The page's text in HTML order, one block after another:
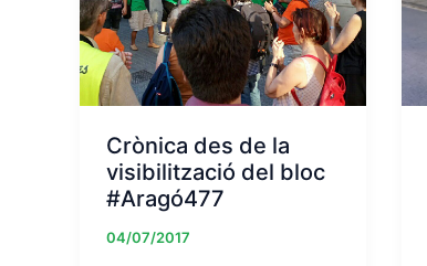
Crònica des de la
visibilització del bloc
#Aragó477
04/07/2017